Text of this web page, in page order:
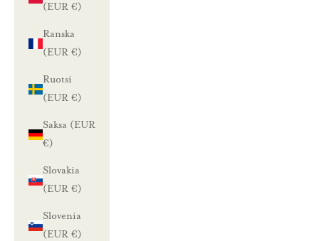
(EUR €)
Ranska
(EUR €)
Ruotsi
(EUR €)
Saksa (EUR
€)
Slovakia
(EUR €)
Slovenia
(EUR €)